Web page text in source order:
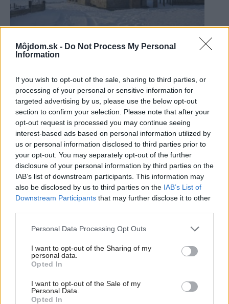
Môjdom.sk - Do Not Process My Personal
Information
If you wish to opt-out of the sale, sharing to third parties, or
processing of your personal or sensitive information for
targeted advertising by us, please use the below opt-out
section to confirm your selection. Please note that after your
opt-out request is processed you may continue seeing
interest-based ads based on personal information utilized by
us or personal information disclosed to third parties prior to
your opt-out. You may separately opt-out of the further
disclosure of your personal information by third parties on the
IAB’s list of downstream participants. This information may
also be disclosed by us to third parties on the IAB’s List of
Downstream Participants that may further disclose it to other
Please note that this website/app uses one or more Google
not limited to your visit or usage behaviour. You may click to
grant or deny consent to Google and its third-party tags to
use your data for below specified purposes in below Google
consent section.
Personal Data Processing Opt Outs
I want to opt-out of the Sharing of my
personal data.
Opted In
I want to opt-out of the Sale of my
Personal Data.
Opted In
Ručne očistili až 4 000 starých tehál z
svojom novom dome
Novinka v ponuke vinylových podláh Gerflor